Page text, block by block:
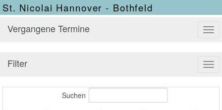
St. Nicolai Hannover - Bothfeld
Vergangene Termine
Filter
Suchen